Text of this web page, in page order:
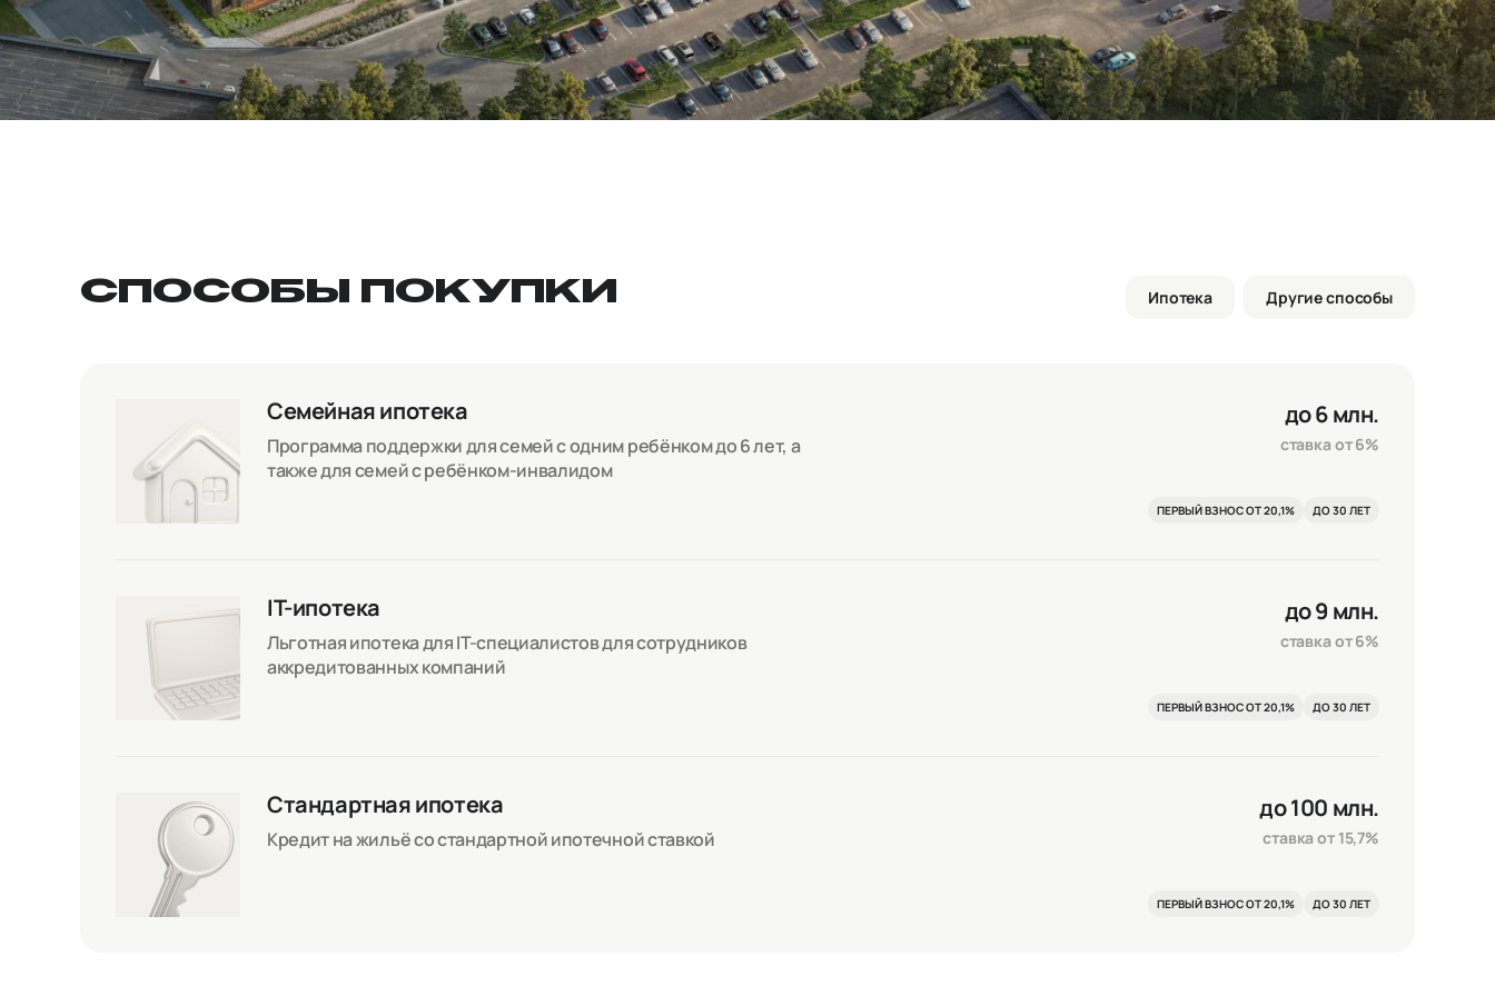
СПОСОБЫ ПОКУПКИ Ипотека Другие способы
Семейная ипотека
Программа поддержки для семей с одним ребёнком до 6 лет, а
также для семей с ребёнком-инвалидом
до 6 млн.
ставка от 6%
ПЕРВЫЙ ВЗНОС ОТ 20,1% ДО 30 ЛЕТ
IT-ипотека
Льготная ипотека для IT-специалистов для сотрудников
аккредитованных компаний
до 9 млн.
ставка от 6%
ПЕРВЫЙ ВЗНОС ОТ 20,1% ДО 30 ЛЕТ
Стандартная ипотека
Кредит на жильё со стандартной ипотечной ставкой
до 100 млн.
ставка от 15,7%
ПЕРВЫЙ ВЗНОС ОТ 20,1% ДО 30 ЛЕТ